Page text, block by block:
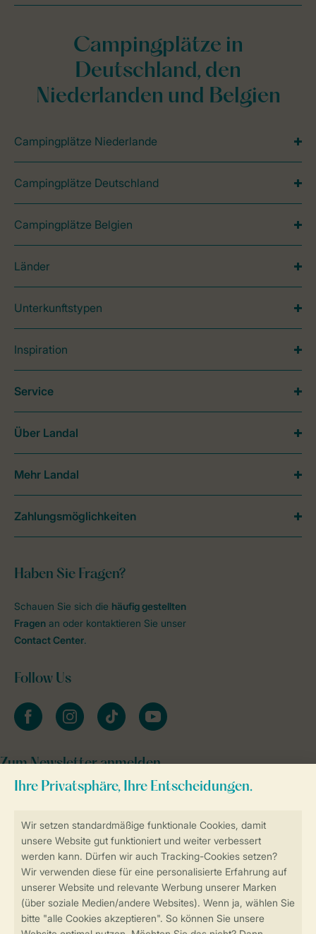
Sicher und schnell zur Online-Buchung
SSL-Verschlüsselung
Campingplätze in
Deutschland, den
Niederlanden und Belgien
Campingplätze Niederlande
Campingplätze Deutschland
Campingplätze Belgien
Länder
Unterkunftstypen
Inspiration
Haben Sie Fragen?
Schauen Sie sich die häufig gestellten
Fragen an oder kontaktieren Sie unser
Contact Center.
Follow Us
facebookinstagramtiktok youtube
Zum Newsletter anmelden
Service
Über Landal
Mehr Landal
Zahlungsmöglichkeiten